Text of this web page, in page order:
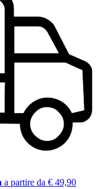
a partire da € 49,90